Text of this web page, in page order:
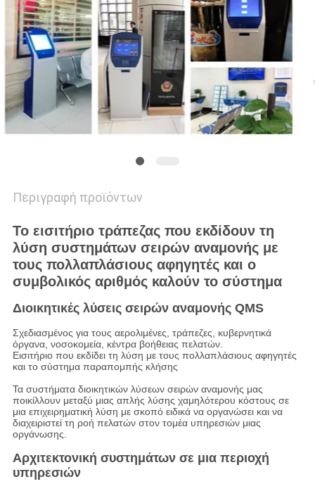
Περιγραφή προϊόντων
Το εισιτήριο τράπεζας που εκδίδουν τη
λύση συστημάτων σειρών αναμονής με
τους πολλαπλάσιους αφηγητές και ο
συμβολικός αριθμός καλούν το σύστημα
Διοικητικές λύσεις σειρών αναμονής QMS
Σχεδιασμένος για τους αερολιμένες, τράπεζες, κυβερνητικά
όργανα, νοσοκομεία, κέντρα βοήθειας πελατών.
Εισιτήριο που εκδίδει τη λύση με τους πολλαπλάσιους αφηγητές
και το σύστημα παραπομπής κλήσης
Τα συστήματα διοικητικών λύσεων σειρών αναμονής μας
ποικίλλουν μεταξύ μιας απλής λύσης χαμηλότερου κόστους σε
μια επιχειρηματική λύση με σκοπό ειδικά να οργανώσει και να
διαχειριστεί τη ροή πελατών στον τομέα υπηρεσιών μιας
οργάνωσης.
Αρχιτεκτονική συστημάτων σε μια περιοχή
υπηρεσιών